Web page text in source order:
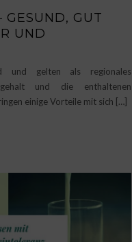
GESUND, GUT
UND
und gelten als regionales
und die enthaltenen
einige Vorteile mit sich […]